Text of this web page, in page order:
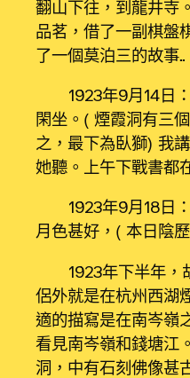
翻山下往，到龍井寺
品茗，借了一副棋盤
了一個莫泊三的故事……
1923年9月14日
閑坐。（煙霞洞有三
之，最下為臥獅）我
她聽。上午下戰書都
1923年9月18日
月色甚好，（本日陰
1923年下半年，
侶外就是在杭州西湖
適的描寫是在南岑嶺
看見南岑嶺和錢塘江
洞，中有石刻佛像甚